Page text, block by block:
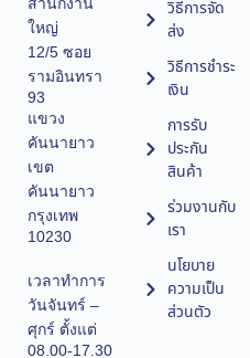
ใหญ่
12/5 ซอย
รามอินทรา
93
แขวง
คันนายาว
เขต
คันนายาว
กรุงเทพ
10230
เวลาทำการ
วันจันทร์ –
ศุกร์ ตั้งแต่
08.00-17.30
วิธีการจัด
ส่ง
วิธีการชำระ
เงิน
การรับ
ประกัน
สินค้า
ร่วมงานกับ
เรา
นโยบาย
ความเป็น
ส่วนตัว